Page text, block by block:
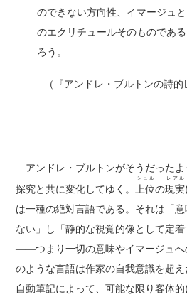
のできない方向性、イマージュ
のエクリチュールそのものであ
ろう。
（『アンドレ・ブルトンの詩
アンドレ・ブルトンがそうだった
探究と共に変化してゆく。上位
シュル
の現実
レアル
は一種の絶対言語である。それは「
ない」し「静的な視覚的像として定着
――つまり一切の意味やイマージュへ
のような言語は作家の自我意識を超え
自動筆記によって、可能な限り客体